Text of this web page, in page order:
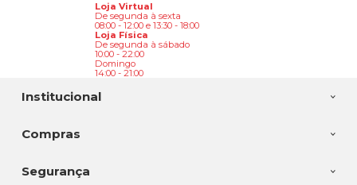
Institucional
Compras
Loja Virtual
De segunda à sexta
08:00 - 12:00 e 13:30 - 18:00
Loja Física
De segunda à sábado
10:00 - 22:00
Domingo
14:00 - 21:00
Segurança